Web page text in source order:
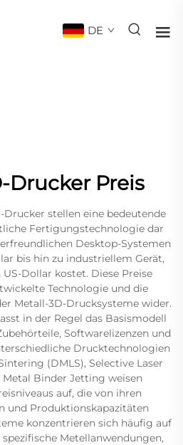
DE
Drucker Preis
stellen eine bedeutende
Fertigungstechnologie dar
Desktop-Systemen
bis hin zu industriellem Gerät,
Dollar kostet. Diese Preise
Technologie und die
Metall-3D-Drucksysteme wider.
in der Regel das Basismodell
Softwarelizenzen und
Drucktechnologien
(DMLS), Selective Laser
Metal Binder Jetting weisen
auf, die von ihren
und Produktionskapazitäten
konzentrieren sich häufig auf
Metellanwendungen,